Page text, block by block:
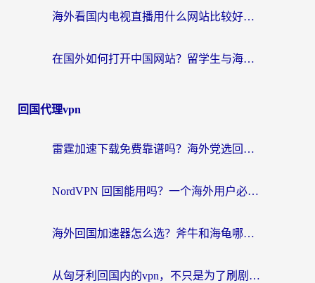
海外看国内电视直播用什么网站比较好？一篇解决你所有追剧难题的实用指南
在国外如何打开中国网站？留学生与海外华人的无缝访问指南
回国代理vpn
雷霆加速下载免费靠谱吗？海外党选回国加速器的避坑指南（附热门工具对比）
NordVPN 回国能用吗？一个海外用户必须面对的真实困境
海外回国加速器怎么选？斧牛和海龟哪个好？一篇帮你避开坑的实用指南
从匈牙利回国内的vpn，不只是为了刷剧那么简单